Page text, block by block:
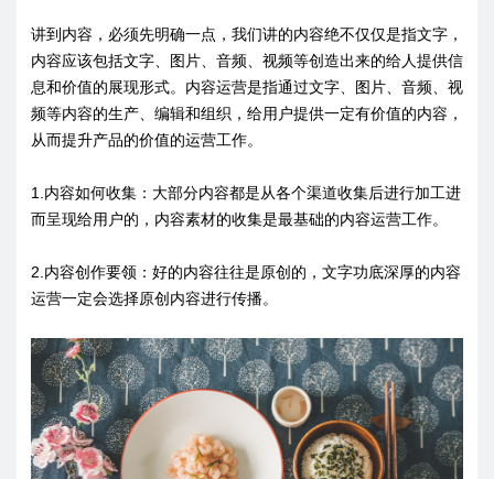
讲到内容，必须先明确一点，我们讲的内容绝不仅仅是指文字，
内容应该包括文字、图片、音频、视频等创造出来的给人提供信
息和价值的展现形式。内容运营是指通过文字、图片、音频、视
频等内容的生产、编辑和组织，给用户提供一定有价值的内容，
从而提升产品的价值的运营工作。
1.内容如何收集：大部分内容都是从各个渠道收集后进行加工进
而呈现给用户的，内容素材的收集是最基础的内容运营工作。
2.内容创作要领：好的内容往往是原创的，文字功底深厚的内容
运营一定会选择原创内容进行传播。